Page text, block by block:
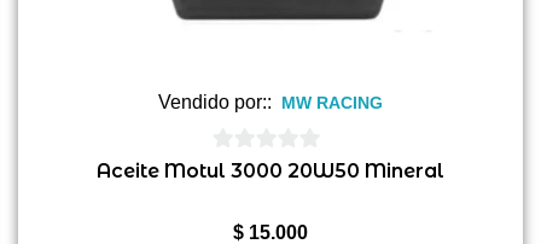
Vendido por:: MW RACING
0
Aceite Motul 3000 20W50 Mineral
$ 15.000